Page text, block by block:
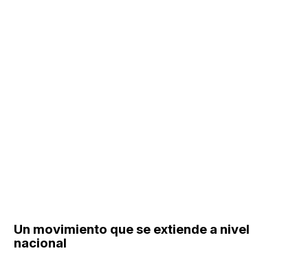
Un movimiento que se extiende a nivel
nacional